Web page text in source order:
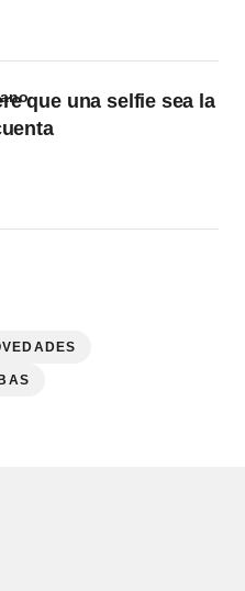
que una selfie sea la